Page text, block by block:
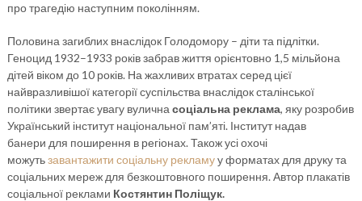
про трагедію наступним поколінням.
Половина загиблих внаслідок Голодомору – діти та підлітки.
Геноцид 1932–1933 років забрав життя орієнтовно 1,5 мільйона
дітей віком до 10 років. На жахливих втратах серед цієї
найвразливішої категорії суспільства внаслідок сталінської
політики звертає увагу вулична соціальна реклама, яку розробив
Український інститут національної пам’яті. Інститут надав
банери для поширення в регіонах. Також усі охочі
можутьзавантажити соціальну рекламуу форматах для друку та
соціальних мереж для безкоштовного поширення. Автор плакатів
соціальної реклами Костянтин Поліщук.